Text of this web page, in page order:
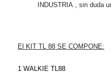
INDUSTRIA , sin duda
El KIT TL 88 SE COMPONE:
1 WALKIE TL88